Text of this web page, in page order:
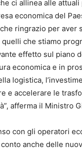
ci allinea alle
economica del
ringrazio per
che stiamo
effetto sul piano
economica e in
logistica,
e accelerare le
afferma il Ministro
con gli operatori
anche delle